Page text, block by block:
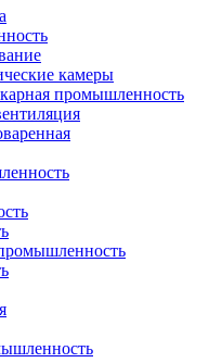
камеры
промышленность